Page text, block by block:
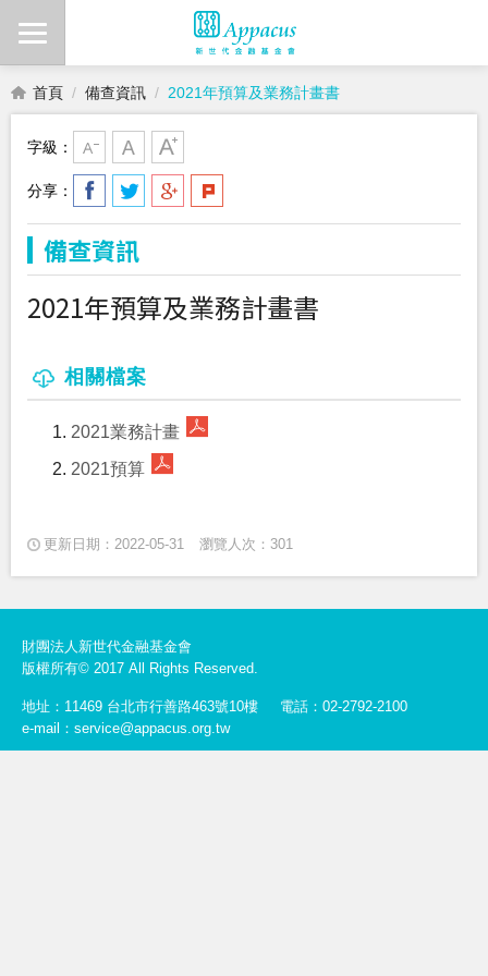
首頁 備查資訊 2021年預算及業務計畫書
字級：
分享：
備查資訊
2021年預算及業務計畫書
相關檔案
2021業務計畫
2021預算
更新日期：2022-05-31 瀏覽人次：301
財團法人新世代金融基金會
版權所有© 2017 All Rights Reserved.
地址：11469 台北市行善路463號10樓
電話：02-2792-2100
e-mail：service@appacus.org.tw